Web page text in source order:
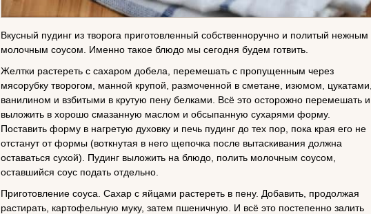
Вкусный пудинг из творога приготовленный собственноручно и политый нежным
молочным соусом. Именно такое блюдо мы сегодня будем готвить.
Желтки растереть с сахаром добела, перемешать с пропущенным через
мясорубку творогом, манной крупой, размоченной в сметане, изюмом,
ванилином и взбитыми в крутую пену белками. Всё это осторожно перемешать и
выложить в хорошо смазанную маслом и обсыпанную сухарями форму.
Поставить форму в нагретую духовку и печь пудинг до тех пор, пока края его не
отстанут от формы (воткнутая в него щепочка после вытаскивания должна
оставаться сухой). Пудинг выложить на блюдо, полить молочным соусом,
оставшийся соус подать отдельно.
Приготовление соуса. Сахар с яйцами растереть в пену. Добавить, продолжая
растирать, картофельную муку, затем пшеничную. И всё это постепенно залить